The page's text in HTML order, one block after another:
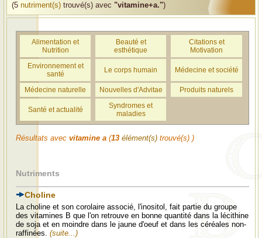
(5 nutriment(s) trouvé(s) avec "vitamine+a.")
Alimentation et
Nutrition
Beauté et
esthétique
Citations et
Motivation
Environnement et
santé
Le corps humain Médecine et société
Médecine naturelle Nouvelles d'Advitae Produits naturels
Santé et actualité
Syndromes et
maladies
Résultats avec vitamine a (13 élément(s) trouvé(s) )
Nutriments
Choline
La choline et son corolaire associé, l'inositol, fait partie du groupe
des vitamines B que l'on retrouve en bonne quantité dans la lécithine
de soja et en moindre dans le jaune d'oeuf et dans les céréales non-
raffinées. (suite...)